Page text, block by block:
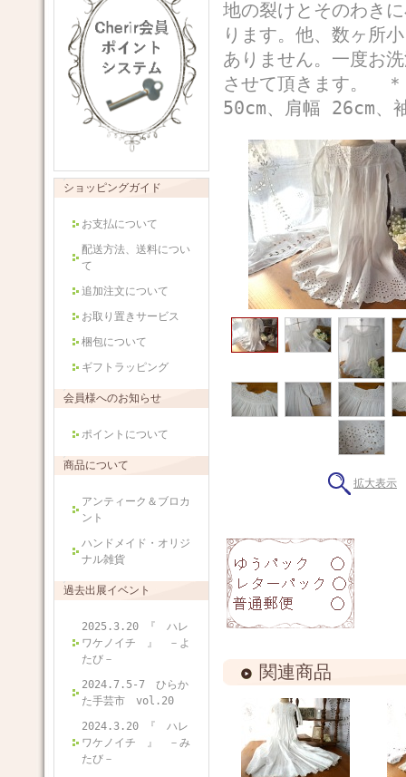
ショッピングガイド
お支払について
配送方法、送料につい
て
追加注文について
お取り置きサービス
梱包について
ギフトラッピング
会員様へのお知らせ
ポイントについて
商品について
アンティーク＆ブロカ
ント
ハンドメイド・オリジ
ナル雑貨
過去出展イベント
2025.3.20 『 ハレ
ワケノイチ 』 －よ
たび－
2024.7.5-7 ひらか
た手芸市 vol.20
2024.3.20 『 ハレ
ワケノイチ 』 －み
たび－
地の裂けとそのわき
ります。他、数ヶ所
ありません。一度お
させて頂きます。
50cm、肩幅 26cm、
拡大表示
関連商品